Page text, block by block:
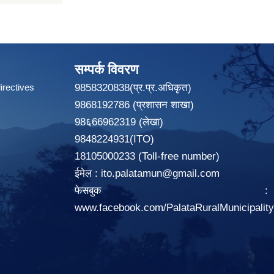
सम्पर्क विवरण
9858320838(प्र.प्र.अधिकृत)
9868192786 (प्रशासन शाखा)
98६66962319 (लेखा)
9848224931(ITO)
18105000233 (Toll-free number)
ईमेल : ito.palatamun@gmail.com
फेसबुक :
www.facebook.com/